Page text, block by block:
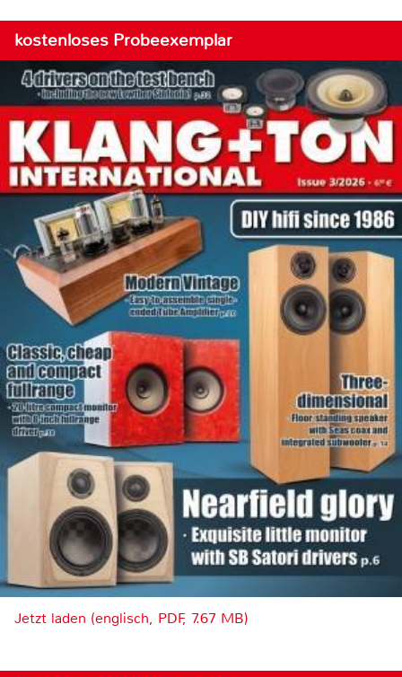
kostenloses Probeexemplar
Jetzt laden (englisch, PDF, 7.67 MB)